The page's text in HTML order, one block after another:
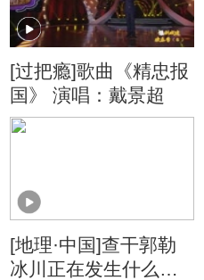
[过把瘾]歌曲《精忠报
国》 演唱：戴景超
[地理·中国]查干郭勒
冰川正在发生什么变